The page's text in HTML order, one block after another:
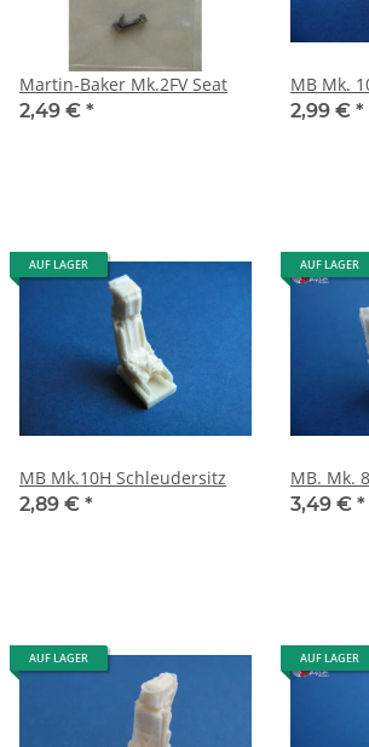
Martin-Baker Mk.2FV Seat
2,49 € *
MB Mk.
2,99 € *
AUF LAGER
MB Mk.10H Schleudersitz
2,89 € *
AUF LAGER
MB. Mk.
3,49 € *
AUF LAGER AUF LAGER